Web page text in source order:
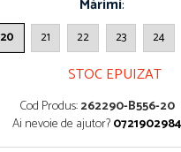
Mărimi:
20 21 22 23 24
STOC EPUIZAT
Cod Produs:262290-B556-20
Ai nevoie de ajutor?0721902984